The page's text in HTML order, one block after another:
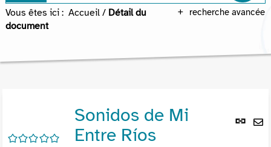
recherche avancée
Vous êtes ici : Accueil / Détail du
document
Lien
/5
Sonidos de Mi
Entre Ríos